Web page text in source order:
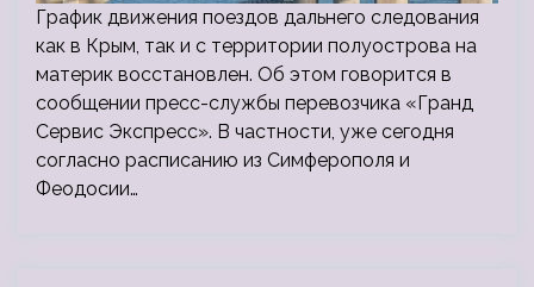
График движения поездов дальнего следования
как в Крым, так и с территории полуострова на
материк восстановлен. Об этом говорится в
сообщении пресс-службы перевозчика «Гранд
Сервис Экспресс». В частности, уже сегодня
согласно расписанию из Симферополя и
Феодосии…